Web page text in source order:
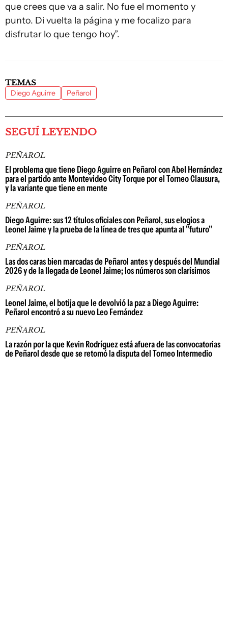
que crees que va a salir. No fue el momento y
punto. Di vuelta la página y me focalizo para
disfrutar lo que tengo hoy”.
TEMAS
Diego Aguirre Peñarol
SEGUÍ LEYENDO
PEÑAROL
El problema que tiene Diego Aguirre en Peñarol con Abel Hernández
para el partido ante Montevideo City Torque por el Torneo Clausura,
y la variante que tiene en mente
PEÑAROL
Diego Aguirre: sus 12 títulos oficiales con Peñarol, sus elogios a
Leonel Jaime y la prueba de la línea de tres que apunta al "futuro"
PEÑAROL
Las dos caras bien marcadas de Peñarol antes y después del Mundial
2026 y de la llegada de Leonel Jaime; los números son clarísimos
PEÑAROL
Leonel Jaime, el botija que le devolvió la paz a Diego Aguirre:
Peñarol encontró a su nuevo Leo Fernández
PEÑAROL
La razón por la que Kevin Rodríguez está afuera de las convocatorias
de Peñarol desde que se retomó la disputa del Torneo Intermedio